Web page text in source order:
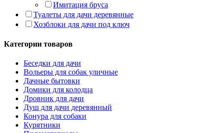
Имитация бруса
Туалеты для дачи деревянные
Хозблоки для дачи под ключ
Категории товаров
Беседки для дачи
Вольеры для собак уличные
Дачные бытовки
Домики для колодца
Дровник для дачи
Душ для дачи деревянный
Конура для собаки
Курятники